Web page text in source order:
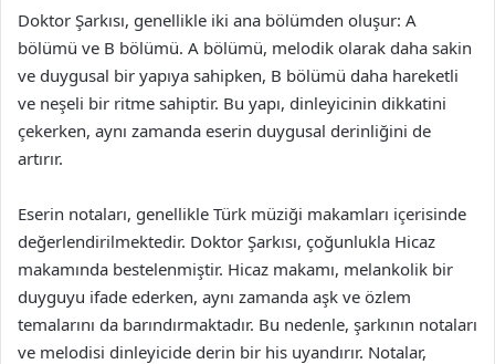
Doktor Şarkısı, genellikle iki ana bölümden oluşur: A
bölümü ve B bölümü. A bölümü, melodik olarak daha sakin
ve duygusal bir yapıya sahipken, B bölümü daha hareketli
ve neşeli bir ritme sahiptir. Bu yapı, dinleyicinin dikkatini
çekerken, aynı zamanda eserin duygusal derinliğini de
artırır.
Eserin notaları, genellikle Türk müziği makamları içerisinde
değerlendirilmektedir. Doktor Şarkısı, çoğunlukla Hicaz
makamında bestelenmiştir. Hicaz makamı, melankolik bir
duyguyu ifade ederken, aynı zamanda aşk ve özlem
temalarını da barındırmaktadır. Bu nedenle, şarkının notaları
ve melodisi dinleyicide derin bir his uyandırır. Notalar,